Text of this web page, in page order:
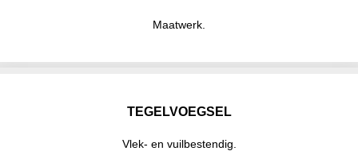
Maatwerk.
TEGELVOEGSEL
Vlek- en vuilbestendig.